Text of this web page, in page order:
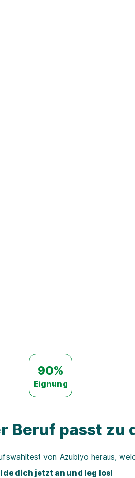
90%
Eignung
Beruf passt zu
von Azubiyo heraus,
dich jetzt an und leg los!